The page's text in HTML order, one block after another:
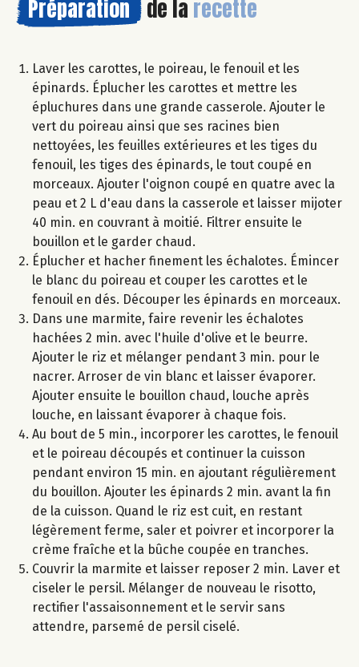
Préparation de la recette
Laver les carottes, le poireau, le fenouil et les
épinards. Éplucher les carottes et mettre les
épluchures dans une grande casserole. Ajouter le
vert du poireau ainsi que ses racines bien
nettoyées, les feuilles extérieures et les tiges du
fenouil, les tiges des épinards, le tout coupé en
morceaux. Ajouter l'oignon coupé en quatre avec la
peau et 2 L d'eau dans la casserole et laisser mijoter
40 min. en couvrant à moitié. Filtrer ensuite le
bouillon et le garder chaud.
Éplucher et hacher finement les échalotes. Émincer
le blanc du poireau et couper les carottes et le
fenouil en dés. Découper les épinards en morceaux.
Dans une marmite, faire revenir les échalotes
hachées 2 min. avec l'huile d'olive et le beurre.
Ajouter le riz et mélanger pendant 3 min. pour le
nacrer. Arroser de vin blanc et laisser évaporer.
Ajouter ensuite le bouillon chaud, louche après
louche, en laissant évaporer à chaque fois.
Au bout de 5 min., incorporer les carottes, le fenouil
et le poireau découpés et continuer la cuisson
pendant environ 15 min. en ajoutant régulièrement
du bouillon. Ajouter les épinards 2 min. avant la fin
de la cuisson. Quand le riz est cuit, en restant
légèrement ferme, saler et poivrer et incorporer la
crème fraîche et la bûche coupée en tranches.
Couvrir la marmite et laisser reposer 2 min. Laver et
ciseler le persil. Mélanger de nouveau le risotto,
rectifier l'assaisonnement et le servir sans
attendre, parsemé de persil ciselé.